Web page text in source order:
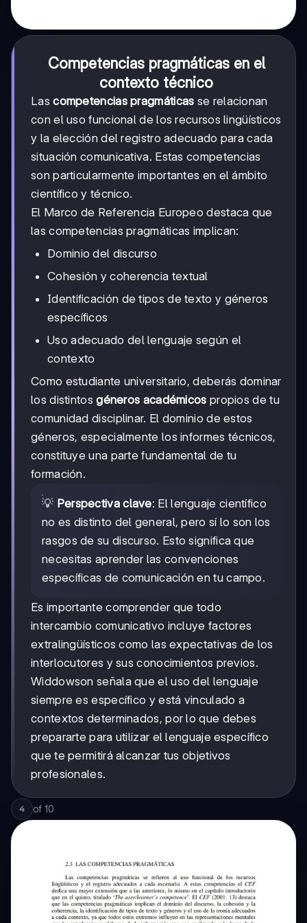
Competencias pragmáticas en el
contexto técnico
Lascompetencias pragmáticas se relacionan
con el uso funcional de los recursos lingüísticos
y la elección del registro adecuado para cada
situación comunicativa. Estas competencias
son particularmente importantes en el ámbito
científico y técnico.
El Marco de Referencia Europeo destaca que
las competencias pragmáticas implican:
Dominio del discurso
Cohesión y coherencia textual
Identificación de tipos de texto y géneros
específicos
Uso adecuado del lenguaje según el
contexto
Como estudiante universitario, deberás dominar
los distintosgéneros académicos propios de tu
comunidad disciplinar. El dominio de estos
géneros, especialmente los informes técnicos,
constituye una parte fundamental de tu
formación.
💡 Perspectiva clave: El lenguaje científico
no es distinto del general, pero sí lo son los
rasgos de su discurso. Esto significa que
necesitas aprender las convenciones
específicas de comunicación en tu campo.
Es importante comprender que todo
intercambio comunicativo incluye factores
extralingüísticos como las expectativas de los
interlocutores y sus conocimientos previos.
Widdowson señala que el uso del lenguaje
siempre es específico y está vinculado a
contextos determinados, por lo que debes
prepararte para utilizar el lenguaje específico
que te permitirá alcanzar tus objetivos
profesionales.
4 of 10